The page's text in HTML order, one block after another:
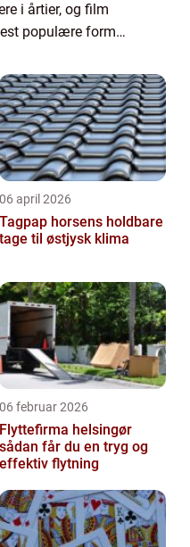
i årtier, og film
populære former
06 april 2026
Tagpap horsens holdbare
tage til østjysk klima
06 februar 2026
Flyttefirma helsingør
sådan får du en tryg og
effektiv flytning